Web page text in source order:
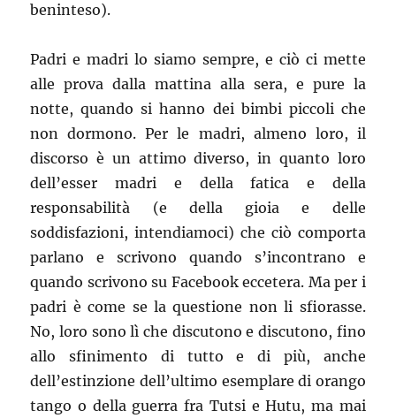
beninteso).
Padri e madri lo siamo sempre, e ciò ci mette
alle prova dalla mattina alla sera, e pure la
notte, quando si hanno dei bimbi piccoli che
non dormono. Per le madri, almeno loro, il
discorso è un attimo diverso, in quanto loro
dell’esser madri e della fatica e della
responsabilità (e della gioia e delle
soddisfazioni, intendiamoci) che ciò comporta
parlano e scrivono quando s’incontrano e
quando scrivono su Facebook eccetera. Ma per i
padri è come se la questione non li sfiorasse.
No, loro sono lì che discutono e discutono, fino
allo sfinimento di tutto e di più, anche
dell’estinzione dell’ultimo esemplare di orango
tango o della guerra fra Tutsi e Hutu, ma mai